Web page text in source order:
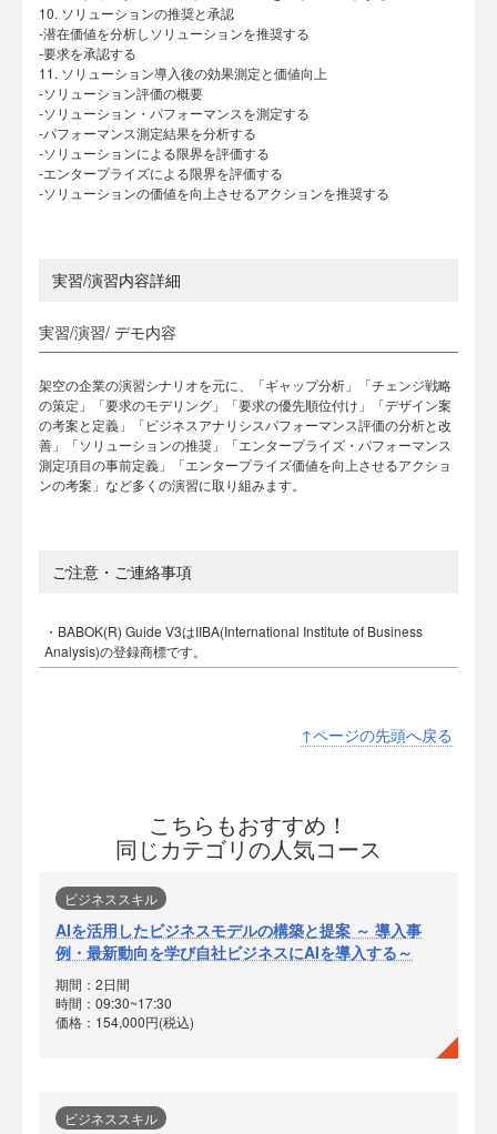
10. ソリューションの推奨と承認
-潜在価値を分析しソリューションを推奨する
-要求を承認する
11. ソリューション導入後の効果測定と価値向上
-ソリューション評価の概要
-ソリューション・パフォーマンスを測定する
-パフォーマンス測定結果を分析する
-ソリューションによる限界を評価する
-エンタープライズによる限界を評価する
-ソリューションの価値を向上させるアクションを推奨する
実習/演習内容詳細
実習/演習/ デモ内容
架空の企業の演習シナリオを元に、「ギャップ分析」「チェンジ戦略
の策定」「要求のモデリング」「要求の優先順位付け」「デザイン案
の考案と定義」「ビジネスアナリシスパフォーマンス評価の分析と改
善」「ソリューションの推奨」「エンタープライズ・パフォーマンス
測定項目の事前定義」「エンタープライズ価値を向上させるアクショ
ンの考案」など多くの演習に取り組みます。
ご注意・ご連絡事項
・BABOK(R) Guide V3はIIBA(International Institute of Business
Analysis)の登録商標です。
↑ページの先頭へ戻る
こちらもおすすめ！
同じカテゴリの人気コース
ビジネススキル
AIを活用したビジネスモデルの構築と提案 ～ 導入事
例・最新動向を学び自社ビジネスにAIを導入する～
期間：2日間
時間：09:30~17:30
価格：154,000円(税込)
ビジネススキル